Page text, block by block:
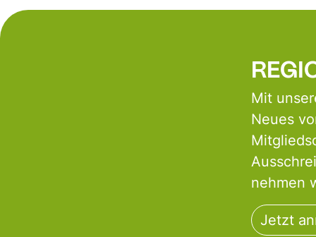
Mit
Neues
nehmen
Jetzt